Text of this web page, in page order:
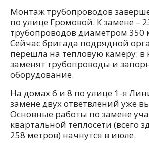
Монтаж трубопроводов
по улице Громовой. К замене –
трубопроводов диаметром 350
Сейчас бригада подрядной
перешла на тепловую камеру: в
заменят трубопроводы и
оборудование.
На домах 6 и 8 по улице 1-я
замене двух ответвлений уже
Основные работы по замене
квартальной теплосети (всего
258 метров) начнутся в июле.